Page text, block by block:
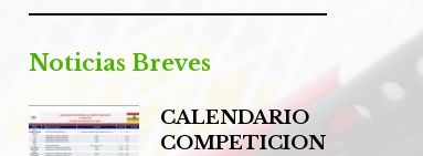
Noticias Breves
CALENDARIO
COMPETICION